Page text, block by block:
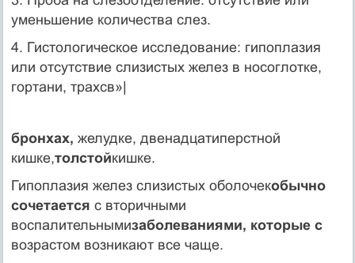
уменьшение количества слез.
4. Гистологическое исследование: гипоплазия
или отсут­ствие слизистых желез в носоглотке,
гортани, трахсв»|
бронхах, желудке, двенадцатиперстной
кишке,толстойкишке.
Гипоплазия желез слизистых оболочекобычно
сочетается с вторичными
воспалительнымизаболеваниями, которые с
воз­растом возникают все чаще.